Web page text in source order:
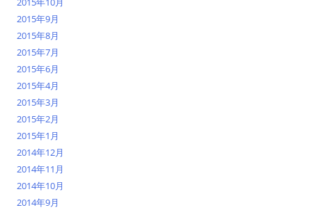
2015年9月
2015年8月
2015年7月
2015年6月
2015年4月
2015年3月
2015年2月
2015年1月
2014年12月
2014年11月
2014年10月
2014年9月